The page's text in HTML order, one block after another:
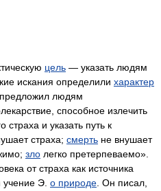
цель — указать людям
искания определили характер
людям
способное излечить
страха и указать путь к
страха; смерть не внушает
зло легко претерпеваемо».
от страха как источника
Э. о природе . Он писал,